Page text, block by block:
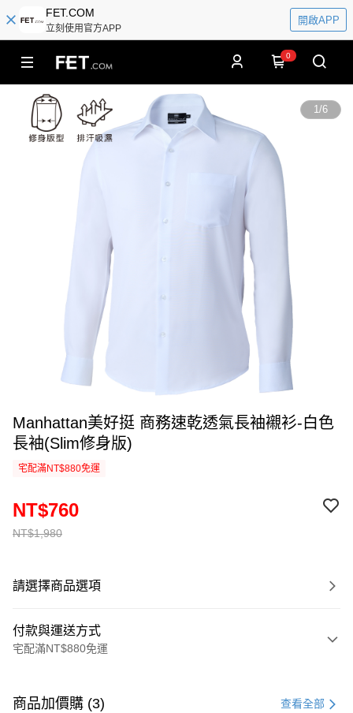
FET.COM
立刻使用官方APP
開啟APP
0
1/6
Manhattan美好挺 商務速乾透氣長袖襯衫-白色
長袖(Slim修身版)
宅配滿NT$880免運
NT$1,980
NT$760
請選擇商品選項
付款與運送方式
宅配滿NT$880免運
信用卡一次付款
商品加價購 (3) 查看全部